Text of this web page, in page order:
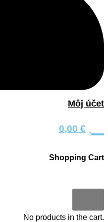
Môj účet
0,00 €
Shopping Cart
No products in the cart.